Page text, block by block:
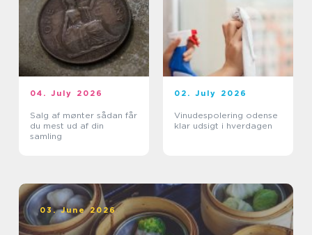
04. July 2026
Salg af mønter sådan får
du mest ud af din
samling
02. July 2026
Vinudespolering odense
klar udsigt i hverdagen
03. June 2026